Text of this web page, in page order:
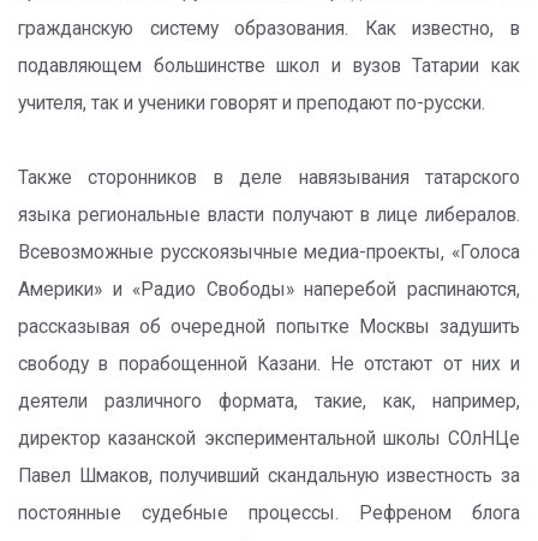
гражданскую систему образования. Как известно, в
подавляющем большинстве школ и вузов Татарии как
учителя, так и ученики говорят и преподают по-русски.
Также сторонников в деле навязывания татарского
языка региональные власти получают в лице либералов.
Всевозможные русскоязычные медиа-проекты, «Голоса
Америки» и «Радио Свободы» наперебой распинаются,
рассказывая об очередной попытке Москвы задушить
свободу в порабощенной Казани. Не отстают от них и
деятели различного формата, такие, как, например,
директор казанской экспериментальной школы СОлНЦе
Павел Шмаков, получивший скандальную известность за
постоянные судебные процессы. Рефреном блога